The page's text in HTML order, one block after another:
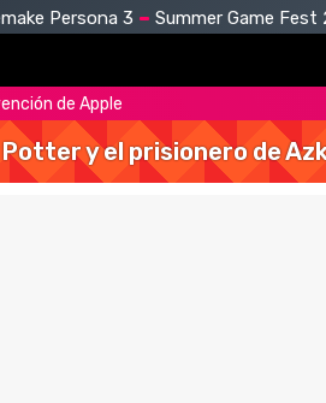
Persona 3 Summer Game Fest
de Apple
y el prisionero de